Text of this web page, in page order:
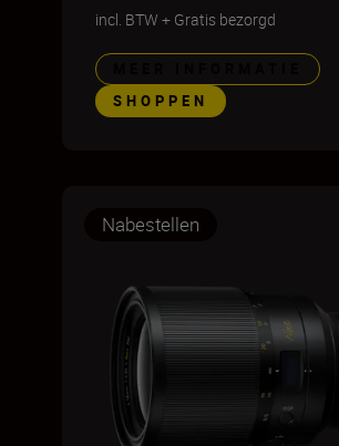
incl. BTW + Gratis bezorgd
SHOPPEN
Nabestellen